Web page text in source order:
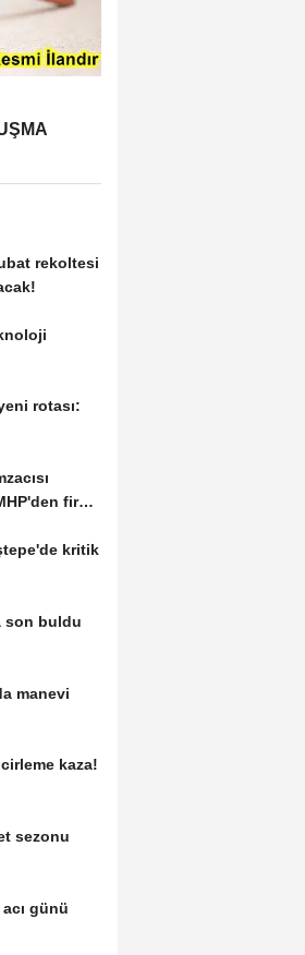
rekoltesi
rotası:
fire
kritik
son buldu
manevi
kaza!
sezonu
günü